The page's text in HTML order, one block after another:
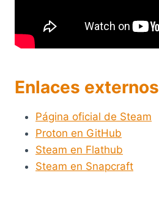
Enlaces externos
Página oficial de Steam
Proton en GitHub
Steam en Flathub
Steam en Snapcraft